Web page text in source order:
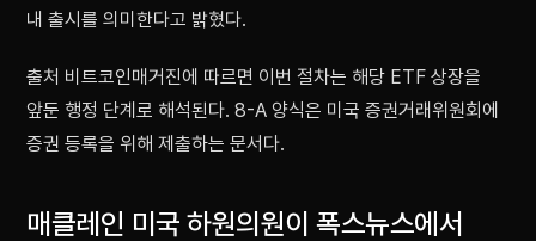
내 출시를 의미한다고 밝혔다.
출처 비트코인매거진에 따르면 이번 절차는 해당 ETF 상장을
앞둔 행정 단계로 해석된다. 8-A 양식은 미국 증권거래위원회에
증권 등록을 위해 제출하는 문서다.
매클레인 미국 하원의원이 폭스뉴스에서